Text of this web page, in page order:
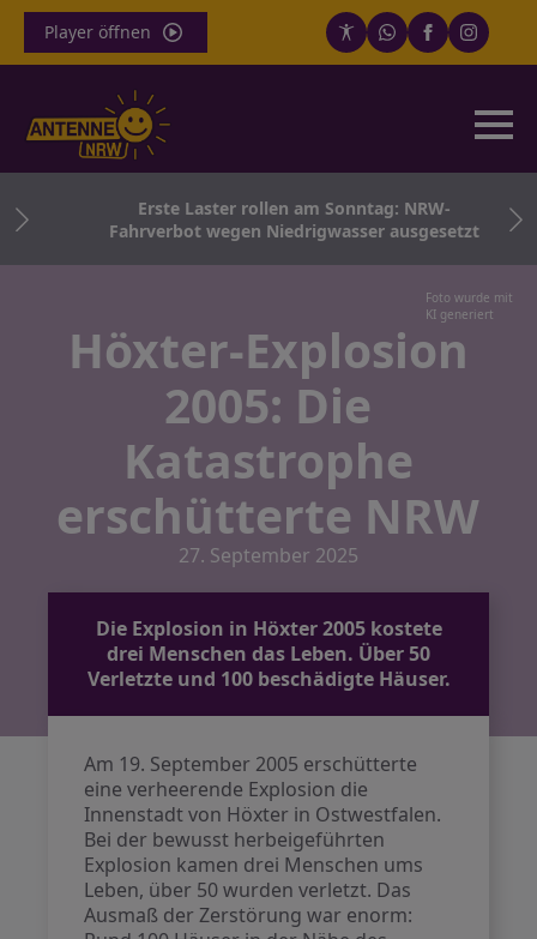
Player öffnen
Erste Laster rollen am Sonntag: NRW-
Fahrverbot wegen Niedrigwasser ausgesetzt
Foto wurde mit
KI generiert
Höxter-Explosion
2005: Die
Katastrophe
erschütterte NRW
27. September 2025
Die Explosion in Höxter 2005 kostete
drei Menschen das Leben. Über 50
Verletzte und 100 beschädigte Häuser.
Am 19. September 2005 erschütterte
eine verheerende Explosion die
Innenstadt von Höxter in Ostwestfalen.
Bei der bewusst herbeigeführten
Explosion kamen drei Menschen ums
Leben, über 50 wurden verletzt. Das
Ausmaß der Zerstörung war enorm: